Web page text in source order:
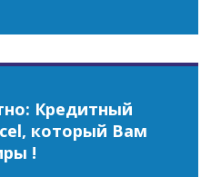
Кредитный
который Вам
!